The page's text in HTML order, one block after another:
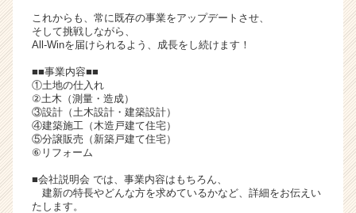
e
e
r
e
e
これからも、常に既存の事業をアップデートさせ、
そして挑戦しながら、
All-Winを届けられるよう、成長をし続けます！
■■事業内容■■
①土地の仕入れ
②土木（測量・造成）
③設計（土木設計・建築設計）
④建築施工（木造戸建て住宅）
⑤分譲販売（新築戸建て住宅）
⑥リフォーム
■会社説明会 では、事業内容はもちろん、
建新の特長やどんな方を求めているかなど、詳細をお伝えい
たします。